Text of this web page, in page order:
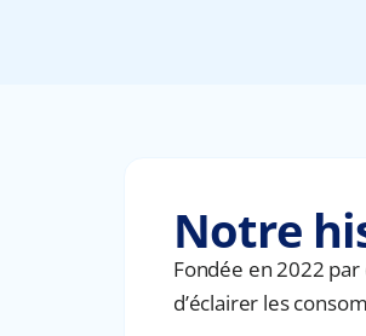
Notre
Fondée en 2022
d’éclairer les